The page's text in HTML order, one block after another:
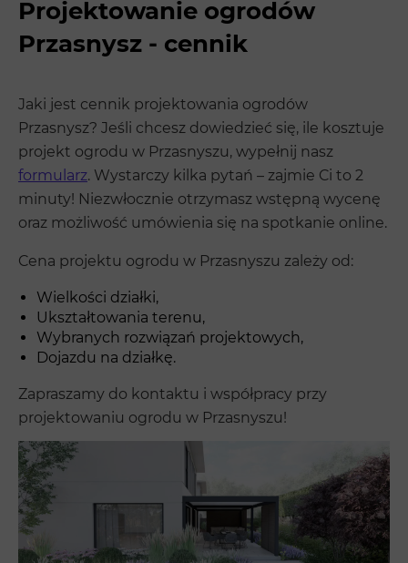
Projektowanie ogrodów
Przasnysz - cennik
Jaki jest cennik projektowania ogrodów
Przasnysz? Jeśli chcesz dowiedzieć się, ile kosztuje
projekt ogrodu w Przasnyszu, wypełnij nasz
formularz. Wystarczy kilka pytań – zajmie Ci to 2
minuty! Niezwłocznie otrzymasz wstępną wycenę
oraz możliwość umówienia się na spotkanie online.
Cena projektu ogrodu w Przasnyszu zależy od:
Wielkości działki,
Ukształtowania terenu,
Wybranych rozwiązań projektowych,
Dojazdu na działkę.
Zapraszamy do kontaktu i współpracy przy
projektowaniu ogrodu w Przasnyszu!